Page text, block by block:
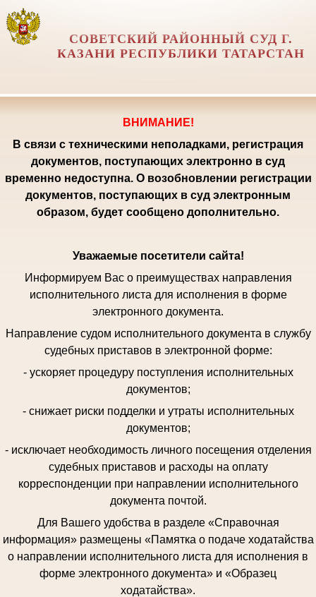
СОВЕТСКИЙ РАЙОННЫЙ СУД Г.
КАЗАНИ РЕСПУБЛИКИ ТАТАРСТАН
ВНИМАНИЕ!
В связи с техническими неполадками, регистрация
документов, поступающих электронно в суд
временно недоступна. О возобновлении регистрации
документов, поступающих в суд электронным
образом, будет сообщено дополнительно.
Уважаемые посетители сайта!
Информируем Вас о преимуществах направления
исполнительного листа для исполнения в форме
электронного документа.
Направление судом исполнительного документа в службу
судебных приставов в электронной форме:
- ускоряет процедуру поступления исполнительных
документов;
- снижает риски подделки и утраты исполнительных
документов;
- исключает необходимость личного посещения отделения
судебных приставов и расходы на оплату
корреспонденции при направлении исполнительного
документа почтой.
Для Вашего удобства в разделе «Справочная
информация» размещены «Памятка о подаче ходатайства
о направлении исполнительного листа для исполнения в
форме электронного документа» и «Образец
ходатайства».